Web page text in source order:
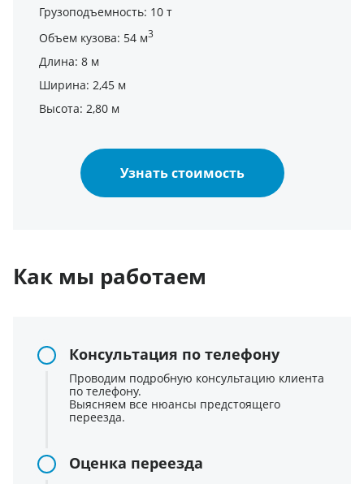
Грузоподъемность: 10 т
Объем кузова: 54 м3
Длина: 8 м
Ширина: 2,45 м
Высота: 2,80 м
Узнать стоимость
Как мы работаем
Консультация по телефону
Проводим подробную консультацию клиента
по телефону.
Выясняем все нюансы предстоящего
переезда.
Оценка переезда